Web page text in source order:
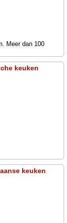
Meer dan 100
keuken
keuken